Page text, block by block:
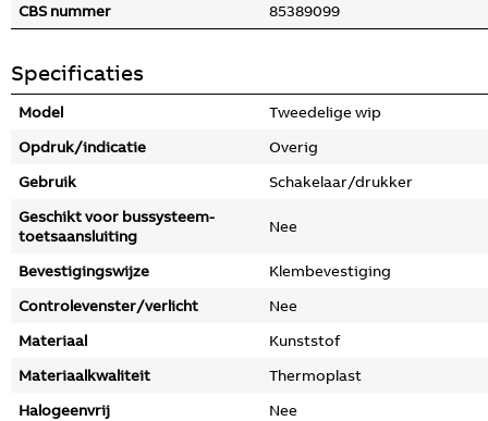
CBS nummer
85389099
Specificaties
Model
Tweedelige wip
Opdruk/indicatie
Overig
Gebruik
Schakelaar/drukker
Geschikt voor bussysteem-
toetsaansluiting
Nee
Bevestigingswijze
Klembevestiging
Controlevenster/verlicht
Nee
Materiaal
Kunststof
Materiaalkwaliteit
Thermoplast
Halogeenvrij
Nee